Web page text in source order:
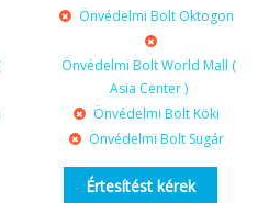
Önvédelmi Bolt Oktogon
Önvédelmi Bolt World Mall (
Asia Center )
Önvédelmi Bolt Köki
Önvédelmi Bolt Sugár
Értesítést kérek